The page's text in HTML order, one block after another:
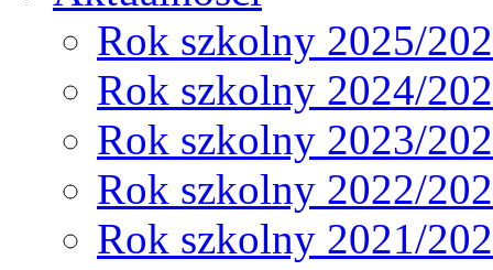
Rok szkolny 2025/
Rok szkolny 2024/
Rok szkolny 2023/
Rok szkolny 2022/
Rok szkolny 2021/